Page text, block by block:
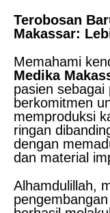
Terobosan
Makassar:
Memahami
Medika
pasien
berkomitmen
memproduksi
ringan
dengan
dan material
Alhamdulillah,